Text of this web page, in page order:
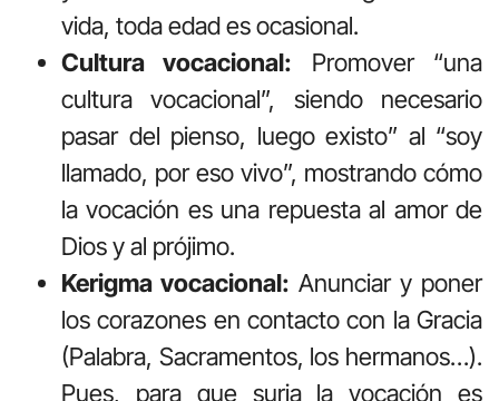
vida, toda edad es ocasional.
Cultura vocacional: Promover “una
cultura vocacional”, siendo necesario
pasar del pienso, luego existo” al “soy
llamado, por eso vivo”, mostrando cómo
la vocación es una repuesta al amor de
Dios y al prójimo.
Kerigma vocacional: Anunciar y poner
los corazones en contacto con la Gracia
(Palabra, Sacramentos, los hermanos…).
Pues, para que surja la vocación es